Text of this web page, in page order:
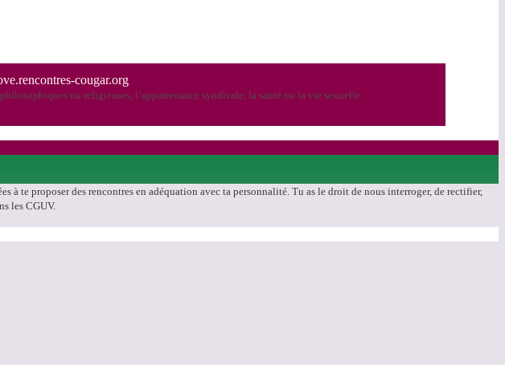
cougar.org
ou religieuses, l’appartenance syndicale, la santé ou la vie sexuelle
te proposer des rencontres en adéquation avec ta personnalité. Tu as le droit de nous interroger, de rectifier,
les CGUV.